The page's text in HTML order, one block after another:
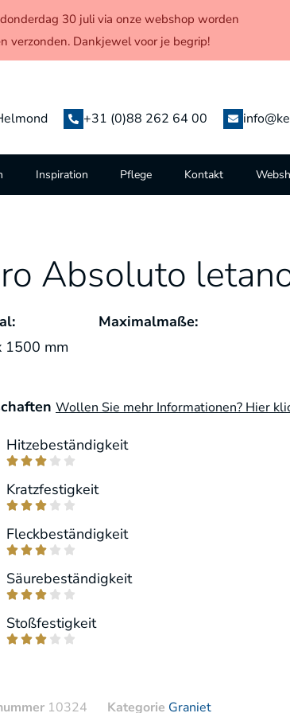
+31 (0)88 262 64 00
Inspiration Pflege Kontakt
Absoluto
Maximalmaße:
1500 mm
Wollen Sie mehr Informationen? Hier
Hitzebeständigkeit
    
Kratzfestigkeit
    
Fleckbeständigkeit
    
Säurebeständigkeit
    
Stoßfestigkeit
    
10324 Kategorie Graniet
30 juli via onze webshop worden
verzonden. Dankjewel voor je begrip!